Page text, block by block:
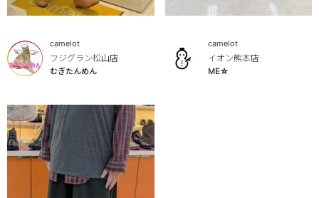
camelot
フジグラン松山店
むぎたんめん
camelot
イオン熊本店
ME☆